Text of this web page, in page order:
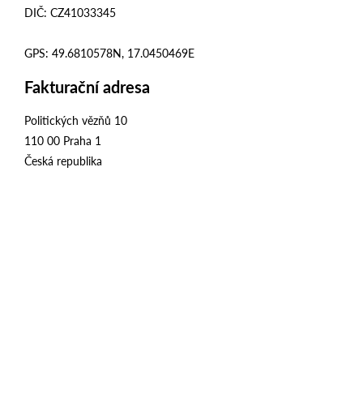
DIČ: CZ41033345
GPS: 49.6810578N, 17.0450469E
Fakturační adresa
Politických vězňů 10
110 00 Praha 1
Česká republika